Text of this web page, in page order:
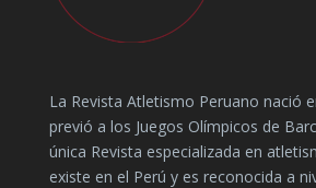
La Revista Atletismo Peruano nació
previó a los Juegos Olímpicos de
única Revista especializada en
existe en el Perú y es reconocida a